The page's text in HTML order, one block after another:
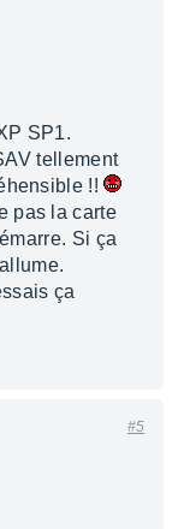
SP1.
tellement
!!
pas la carte
Si ça
ça
#5